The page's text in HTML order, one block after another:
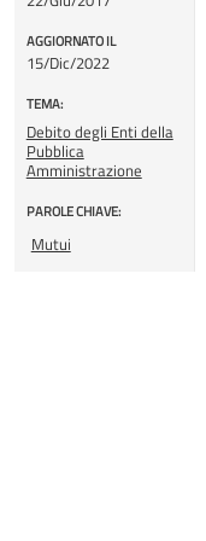
AGGIORNATO IL
15/Dic/2022
TEMA:
Debito degli Enti della
Pubblica
Amministrazione
PAROLE CHIAVE:
Mutui